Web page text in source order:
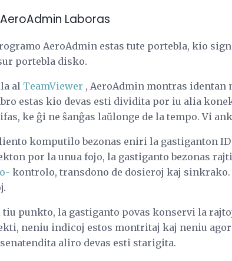
Laboras
AeroAdmin estas tute portebla, kio
portebla disko.
al TeamViewer , AeroAdmin montras identan
estas kio devas esti dividita por iu alia
ke ĝi ne ŝanĝas laŭlonge de la tempo. Vi
komputilo bezonas eniri la gastiganton
por la unua fojo, la gastiganto bezonas
kontrolo, transdono de dosieroj kaj
tiu punkto, la gastiganto povas konservi la
neniu indicoj estos montritaj kaj neniu
aliro devas esti starigita.